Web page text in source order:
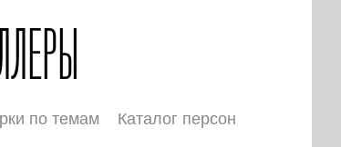
по темам
Каталог персон